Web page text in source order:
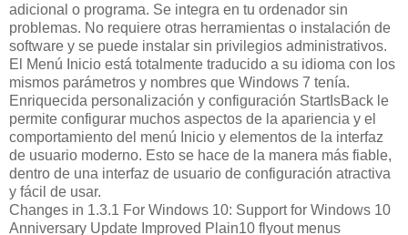
adicional o programa. Se integra en tu ordenador sin
problemas. No requiere otras herramientas o instalación de
software y se puede instalar sin privilegios administrativos.
El Menú Inicio está totalmente traducido a su idioma con los
mismos parámetros y nombres que Windows 7 tenía.
Enriquecida personalización y configuración StartIsBack le
permite configurar muchos aspectos de la apariencia y el
comportamiento del menú Inicio y elementos de la interfaz
de usuario moderno. Esto se hace de la manera más fiable,
dentro de una interfaz de usuario de configuración atractiva
y fácil de usar.
Changes in 1.3.1 For Windows 10: Support for Windows 10
Anniversary Update Improved Plain10 flyout menus